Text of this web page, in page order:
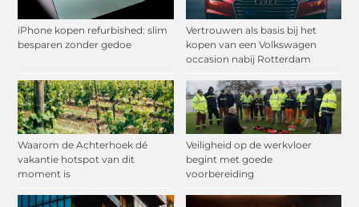
iPhone kopen refurbished: slim
besparen zonder gedoe
Vertrouwen als basis bij het
kopen van een Volkswagen
occasion nabij Rotterdam
Waarom de Achterhoek dé
vakantie hotspot van dit
moment is
Veiligheid op de werkvloer
begint met goede
voorbereiding